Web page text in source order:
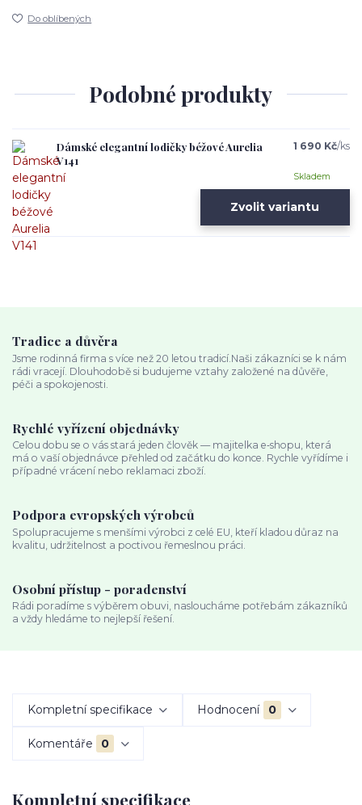
Do oblíbených
Podobné produkty
Dámské elegantní lodičky béžové Aurelia
V141
1 690 Kč/ks
Skladem
Zvolit variantu
Tradice a důvěra
Jsme rodinná firma s více než 20 letou tradicí.Naši zákazníci se k nám
rádi vracejí. Dlouhodobě si budujeme vztahy založené na důvěře,
péči a spokojenosti.
Rychlé vyřízení objednávky
Celou dobu se o vás stará jeden člověk — majitelka e‑shopu, která
má o vaší objednávce přehled od začátku do konce. Rychle vyřídíme i
případné vrácení nebo reklamaci zboží.
Podpora evropských výrobců
Spolupracujeme s menšími výrobci z celé EU, kteří kladou důraz na
kvalitu, udržitelnost a poctivou řemeslnou práci.
Osobní přístup - poradenství
Rádi poradíme s výběrem obuvi, nasloucháme potřebám zákazníků
a vždy hledáme to nejlepší řešení.
Kompletní specifikace Hodnocení 0
Komentáře 0
Kompletní specifikace